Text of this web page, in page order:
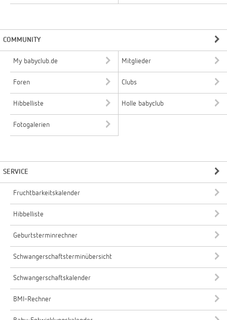
COMMUNITY
My babyclub.de Mitglieder
Foren Clubs
Hibbelliste Holle babyclub
Fotogalerien
SERVICE
Fruchtbarkeitskalender
Hibbelliste
Geburtsterminrechner
Schwangerschaftsterminübersicht
Schwangerschaftskalender
BMI-Rechner